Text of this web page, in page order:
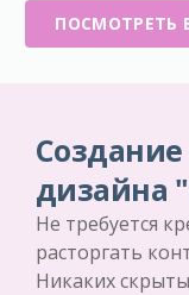
ПОСМОТРЕТЬ
Создание
дизайна
Не требуется
расторгать
Никаких